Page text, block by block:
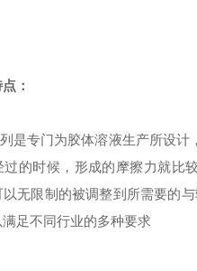
：
是专门为胶体溶液生产所设
过的时候，形成的摩擦力就比
无限制的被调整到所需要的
足不同行业的多种要求